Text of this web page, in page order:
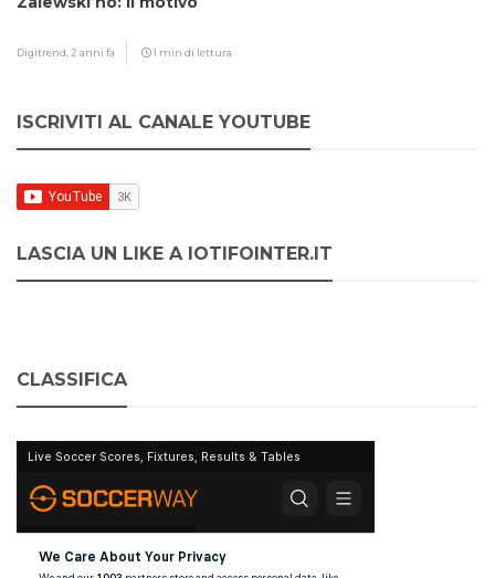
Digitrend, 2 anni fa 1 min di lettura
ISCRIVITI AL CANALE YOUTUBE
LASCIA UN LIKE A IOTIFOINTER.IT
CLASSIFICA